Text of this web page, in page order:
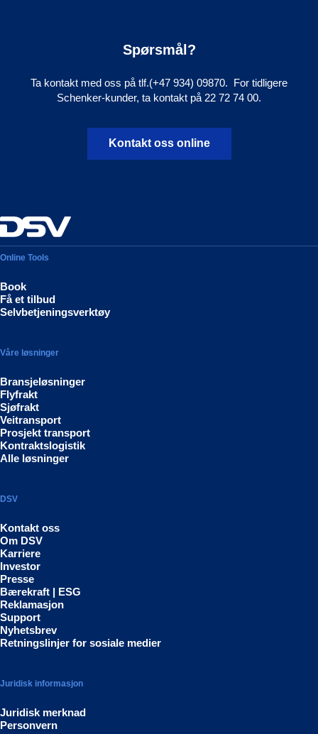
Spørsmål?
Ta kontakt med oss på tlf.(+47 934) 09870. For tidligere
Schenker-kunder, ta kontakt på 22 72 74 00.
Kontakt oss online
Online Tools
Book
Få et tilbud
Selvbetjeningsverktøy
Våre løsninger
Bransjeløsninger
Flyfrakt
Sjøfrakt
Veitransport
Prosjekt transport
Kontraktslogistik
Alle løsninger
DSV
Kontakt oss
Om DSV
Karriere
Investor
Presse
Bærekraft | ESG
Reklamasjon
Support
Nyhetsbrev
Retningslinjer for sosiale medier
Juridisk informasjon
Juridisk merknad
Personvern